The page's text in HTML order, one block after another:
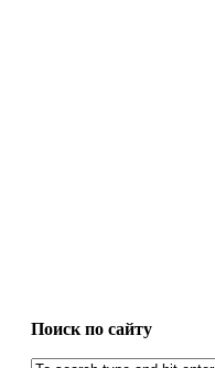
Поиск по сайту